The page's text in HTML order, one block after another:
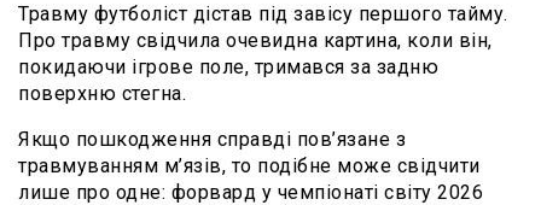
Травму футболіст дістав під завісу першого тайму.
Про травму свідчила очевидна картина, коли він,
покидаючи ігрове поле, тримався за задню
поверхню стегна.
Якщо пошкодження справді пов’язане з
травмуванням м’язів, то подібне може свідчити
лише про одне: форвард у чемпіонаті світу 2026